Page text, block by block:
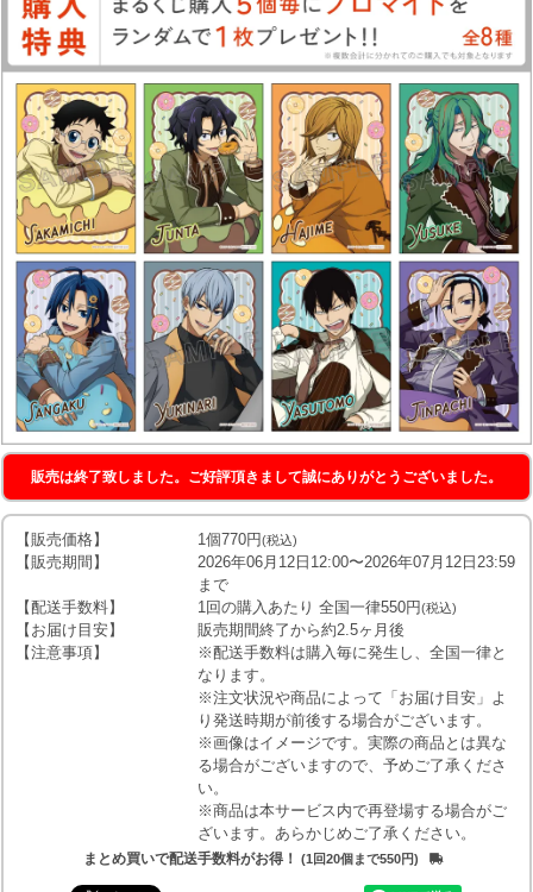
販売は終了致しました。ご好評頂きまして誠にありがとうございました。
【販売価格】 1個770円(税込)
【販売期間】
2026年06月12日12:00〜2026年07月12日23:59
まで
【配送手数料】
1回の購入あたり 全国一律550円(税込)
【お届け目安】
販売期間終了から約2.5ヶ月後
【注意事項】
※配送手数料は購入毎に発生し、全国一律と
なります。
※注文状況や商品によって「お届け目安」よ
り発送時期が前後する場合がございます。
※画像はイメージです。実際の商品とは異な
る場合がございますので、予めご了承くださ
い。
※商品は本サービス内で再登場する場合がご
ざいます。あらかじめご了承ください。
まとめ買いで配送手数料がお得！ (1回20個まで550円)